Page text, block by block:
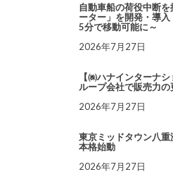
自動車船の荷役中断
ーター」を開発・導
5分で移動可能に～
2026年7月27日
【㈱ハナインターナ
ループ会社で販売力の
2026年7月27日
東京ミッドタウン八
本格始動
2026年7月27日